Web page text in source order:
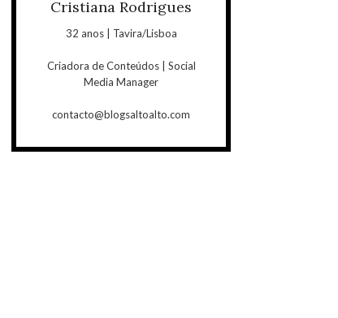
Cristiana Rodrigues
32 anos | Tavira/Lisboa
Criadora de Conteúdos | Social
Media Manager
contacto@blogsaltoalto.com